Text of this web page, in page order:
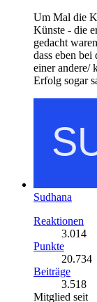
Um Mal die
Künste - die
gedacht
dass eben
einer andere/
Erfolg sogar
Sudhana
Reaktionen
3.014
Punkte
20.734
Beiträge
3.518
Mitglied seit